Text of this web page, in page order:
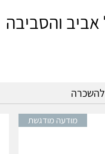
והסביבה
מודעה מודגשת